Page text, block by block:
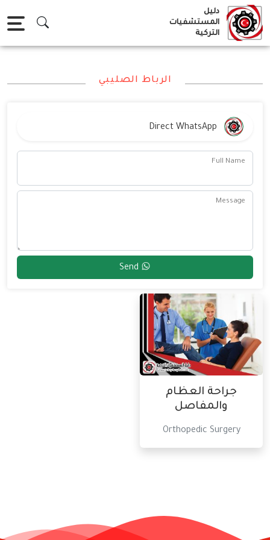
Skip
content
دليل
المستشفيات
التركية
الرباط الصليبي
Full Name
Message
جراحة العظام
والمفاصل
Orthopedic Surgery